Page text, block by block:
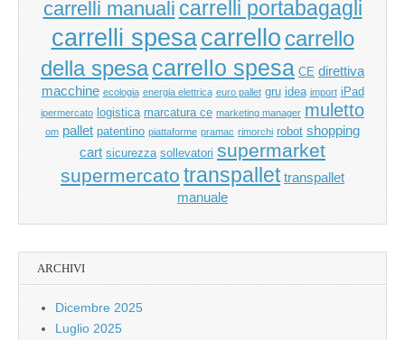
carrelli manuali carrelli portabagagli
carrelli spesacarrello carrello
della spesacarrello spesa CE direttiva
macchine ecologia energia elettrica euro pallet gru idea import iPad
ipermercato logistica marcatura ce marketing manager muletto
om pallet patentino piattaforme pramac rimorchi robot shopping
cart sicurezza sollevatori supermarket
supermercato transpallet transpallet
manuale
ARCHIVI
Dicembre 2025
Luglio 2025